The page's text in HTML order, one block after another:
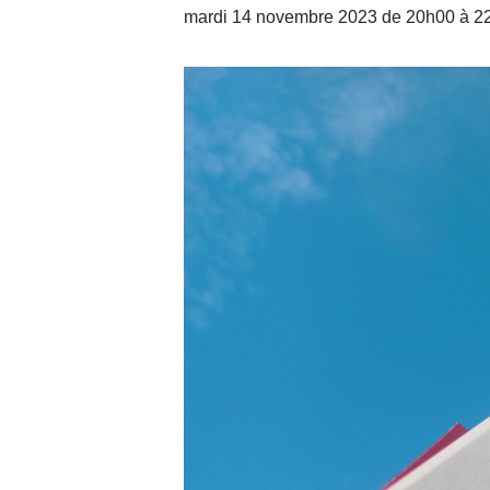
mardi 14 novembre 2023 de 20h00 à